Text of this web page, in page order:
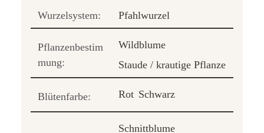
Wurzelsystem: Pfahlwurzel
Pflanzenbestim
mung:
Wildblume
Staude / krautige Pflanze
Blütenfarbe: Rot Schwarz
Schnittblume